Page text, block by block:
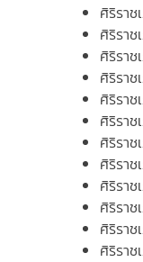
ศิริราช
ศิริรา
ศิริรา
ศิริรา
ศิริราช
ศิริรา
ศิริรา
ศิริรา
ศิริราช
ศิริรา
ศิริรา
ศิริรา